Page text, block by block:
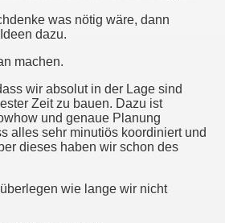
was nötig wäre, dann
dazu.
machen.
wir absolut in der Lage sind
Zeit zu bauen. Dazu ist
und genaue Planung
alles sehr minutiös koordiniert und
dieses haben wir schon des
wie lange wir nicht